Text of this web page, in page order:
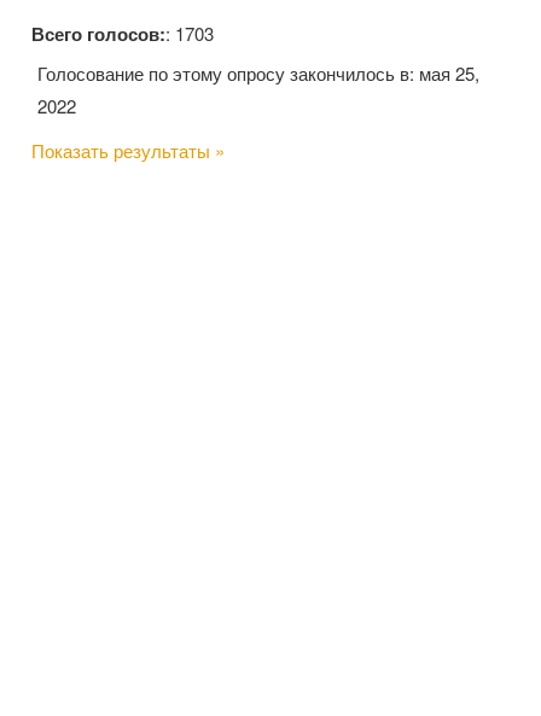
Всего голосов:: 1703
Голосование по этому опросу закончилось в: мая 25,
2022
Показать результаты »